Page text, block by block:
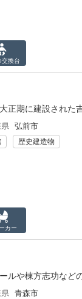
交換台
正期に建設された
弘前市
歴史建造物
カー
ルや棟方志功など
青森市